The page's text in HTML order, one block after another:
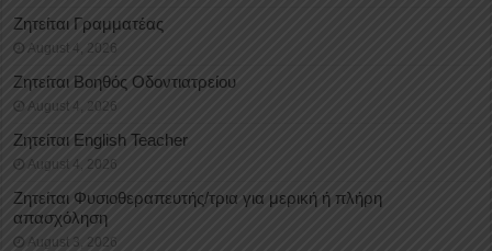
Ζητείται Γραμματέας
August 4, 2026
Ζητείται Βοηθός Οδοντιατρείου
August 4, 2026
Ζητείται English Teacher
August 4, 2026
Ζητείται Φυσιοθεραπευτής/τρια για μερική ή πλήρη
απασχόληση
August 3, 2026